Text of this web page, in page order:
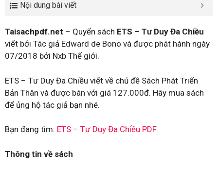
Nội dung bài viết
Taisachpdf.net – Quyển sách ETS – Tư Duy Đa Chiều
viết bởi Tác giả Edward de Bono và được phát hành ngày
07/2018 bởi Nxb Thế giới.
ETS – Tư Duy Đa Chiều viết về chủ đề Sách Phát Triển
Bản Thân và được bán với giá 127.000đ. Hãy mua sách
để ủng hộ tác giả bạn nhé.
Bạn đang tìm: ETS – Tư Duy Đa Chiều PDF
Thông tin về sách